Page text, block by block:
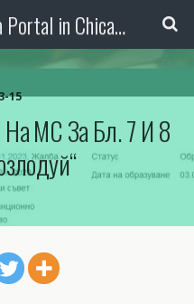
The Bulgarian Media Portal in Chicago
15
МС За Бл. 7 И 8